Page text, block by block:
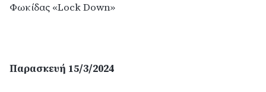
Φωκίδας «Lock Down»
Παρασκευή 15/3/2024